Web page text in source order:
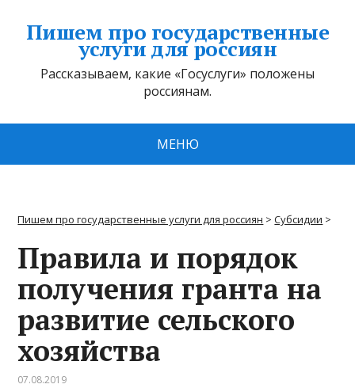
Пишем про государственные
услуги для россиян
Рассказываем, какие «Госуслуги» положены
россиянам.
МЕНЮ
Пишем про государственные услуги для россиян >Субсидии >
Правила и порядок
получения гранта на
развитие сельского
хозяйства
07.08.2019